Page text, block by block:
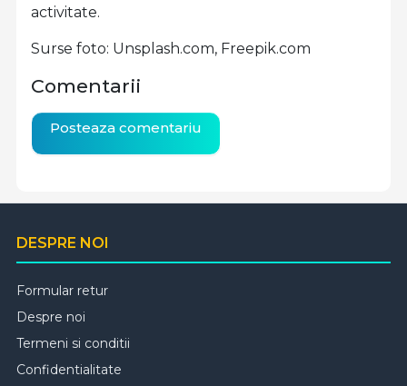
activitate.
Surse foto: Unsplash.com, Freepik.com
Comentarii
Posteaza comentariu
DESPRE NOI
Formular retur
Despre noi
Termeni si conditii
Confidentialitate